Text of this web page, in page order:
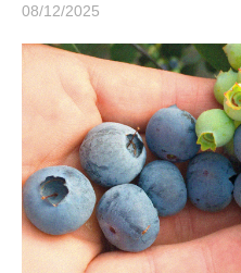
08/12/2025